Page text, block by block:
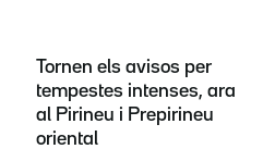
Tornen els avisos per
tempestes intenses, ara
al Pirineu i Prepirineu
oriental